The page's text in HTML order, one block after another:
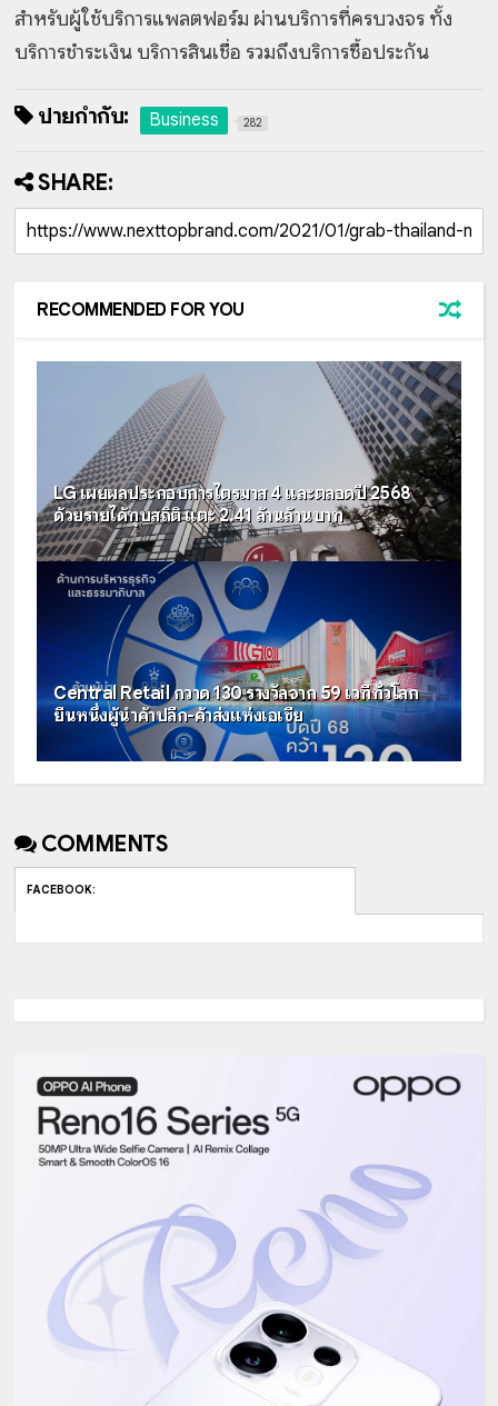
สำหรับผู้ใช้บริการแพลตฟอร์ม ผ่านบริการที่ครบวงจร ทั้ง
บริการชำระเงิน บริการสินเชื่อ รวมถึงบริการซื้อประกัน
ป้ายกำกับ: Business 282
SHARE:
RECOMMENDED FOR YOU
LG เผยผลประกอบการไตรมาส 4 และตลอดปี 2568
ด้วยรายได้ทุบสถิติ แตะ 2.41 ล้านล้านบาท
Central Retail กวาด 130 รางวัลจาก 59 เวทีทั่วโลก
ยืนหนึ่งผู้นำค้าปลีก-ค้าส่งแห่งเอเชีย
COMMENTS
FACEBOOK: